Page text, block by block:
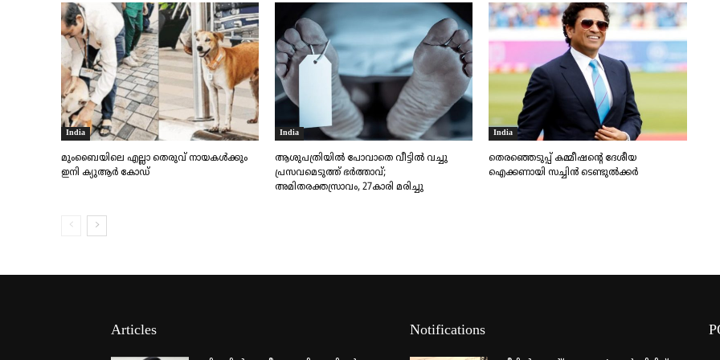
India
മുംബൈയിലെ എല്ലാ തെരുവ് നായകൾക്കും
ഇനി ക്യുആർ കോഡ്
India
ആശുപത്രിയിൽ പോവാതെ വീട്ടിൽ വച്ചു
പ്രസവമെടുത്ത് ഭർത്താവ്;
അമിതരക്തസ്രാവം, 27കാരി മരിച്ചു
India
തെരഞ്ഞെടുപ്പ് കമ്മീഷന്റെ ദേശീയ
ഐക്കണായി സച്ചിൻ ടെ​ണ്ടു​ൽ​ക്കർ
Articles Notifications